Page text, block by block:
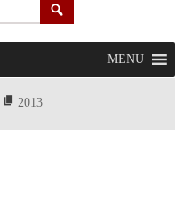
MENU
2013